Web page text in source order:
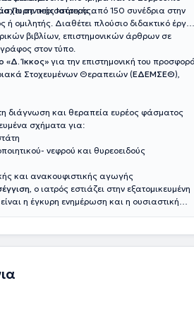
Πυρηνικής Ιατρικής.
σε περισσότερα από 150 συνέδρια στην
ομιλητής. Διαθέτει πλούσιο διδακτικό έργο
βιβλίων, επιστημονικών άρθρων σε
στον τύπο.
«Δ. Ίκκος»για την επιστημονική του
Στοχευμένων Θεραπειών (ΕΔΕΜΣΕΘ),
διάγνωση και θεραπεία ευρέος φάσματος
σχήματα για:
νεφρού και θυρεοειδούς
και ανακουφιστικής αγωγής
, ο ιατρός εστιάζει στην εξατομικευμένη
η έγκυρη ενημέρωση και η ουσιαστική